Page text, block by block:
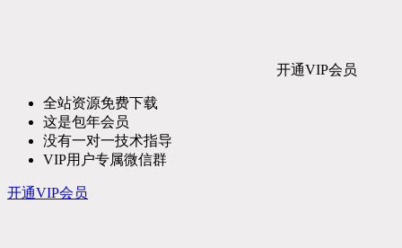
开通VIP会员
全站资源免费下载
这是包年会员
没有一对一技术指导
VIP用户专属微信群
开通VIP会员